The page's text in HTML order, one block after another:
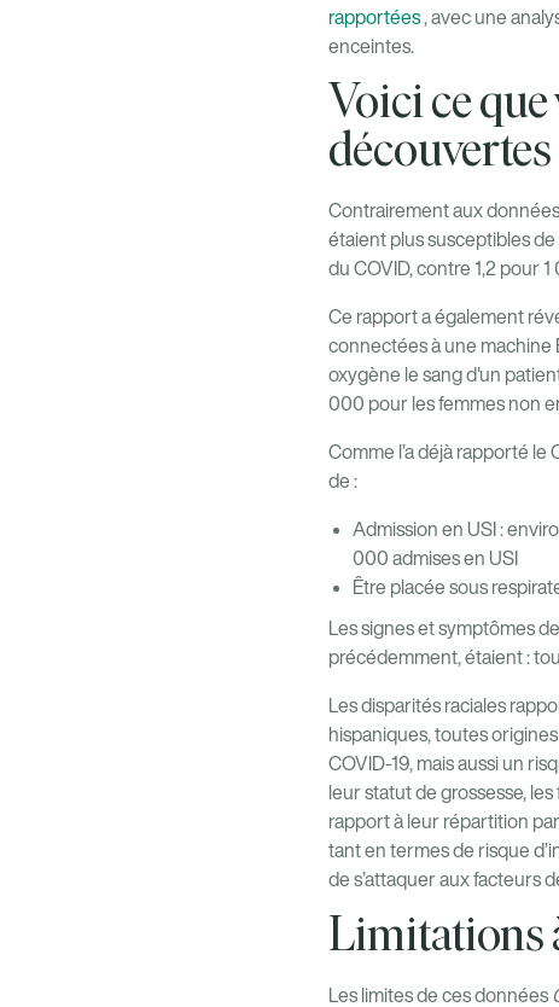
rapportées, avec une
enceintes.
Voici ce
découvertes
Contrairement aux
étaient plus susceptibles
du COVID, contre 1,2 pour
Ce rapport a également
connectées à une machine
oxygène le sang d'un
000 pour les femmes non
Comme l’a déjà rapporté
de :
Admission en USI :
000 admises en USI
Être placée sous
Les signes et symptômes
précédemment, étaient :
Les disparités raciales
hispaniques, toutes
COVID-19, mais aussi un
leur statut de grossesse,
rapport à leur répartition
tant en termes de risque
de s’attaquer aux facteurs
Limitations
Les limites de ces données